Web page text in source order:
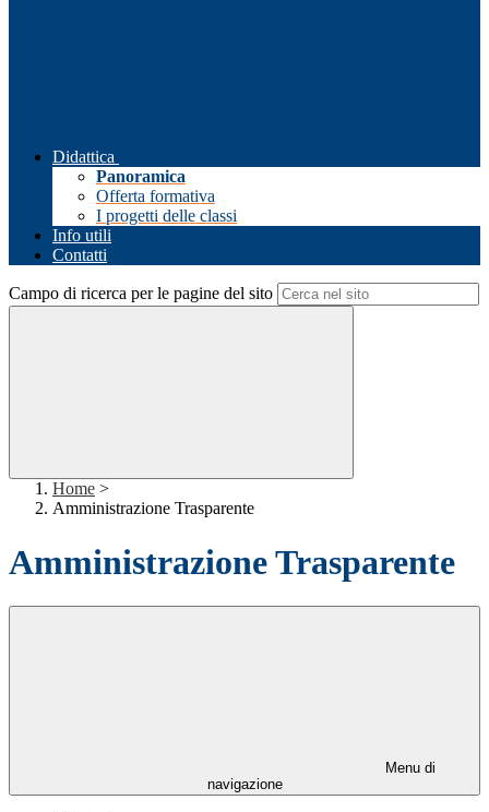
Didattica
Panoramica
Offerta formativa
I progetti delle classi
Info utili
Contatti
Campo di ricerca per le pagine del sito
Home >
Amministrazione Trasparente
Amministrazione Trasparente
Menu di
navigazione